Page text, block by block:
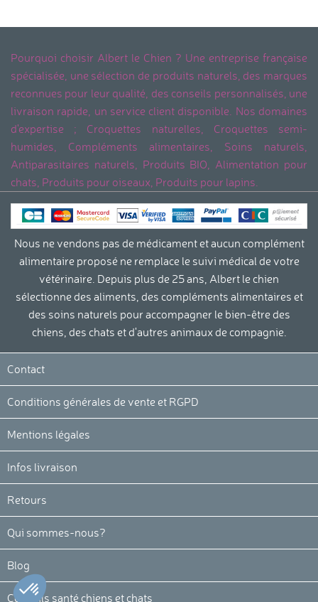
Pourquoi choisir Albert le Chien ? Une entreprise française
spécialisée, une sélection de produits naturels, des marques
reconnues pour leur qualité, des conseils personnalisés, une
livraison rapide, un service client disponible. Nos domaines
d'expertise ; Croquettes naturelles, Croquettes semi-
humides, Compléments alimentaires, Soins naturels,
Antiparasitaires naturels, Produits BIO, Alimentation pour
chats, Produits pour oiseaux, Produits pour lapins.
Nous ne vendons pas de médicament et aucun complément
alimentaire proposé ne remplace le suivi médical de votre
vétérinaire. Depuis plus de 25 ans, Albert le chien
sélectionne des aliments, des compléments alimentaires et
des soins naturels pour accompagner le bien-être des
chiens, des chats et d'autres animaux de compagnie.
Contact
Conditions générales de vente et RGPD
Mentions légales
Infos livraison
Retours
Qui sommes-nous?
Blog
Conseils santé chiens et chats